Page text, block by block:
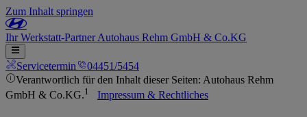
Zum Inhalt springen
IhrWerkstatt-PartnerAutohaus Rehm GmbH & Co.KG
Servicetermin
04451/5454
Verantwortlich für den Inhalt dieser Seiten: Autohaus Rehm
GmbH & Co.KG.1 Impressum & Rechtliches